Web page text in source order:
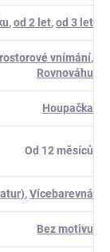
,od 2 let,od 3 let
vnímání,
Rovnováhu
Houpačka
Od 12 měsíců
,Vícebarevná
Bez motivu